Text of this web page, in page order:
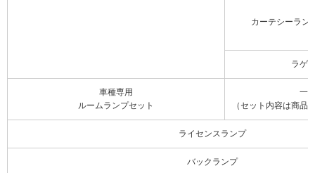
カーテシーラン
ラゲ
車種専用
ルームランプセット
一
（セット内容は商品
ライセンスランプ
バックランプ